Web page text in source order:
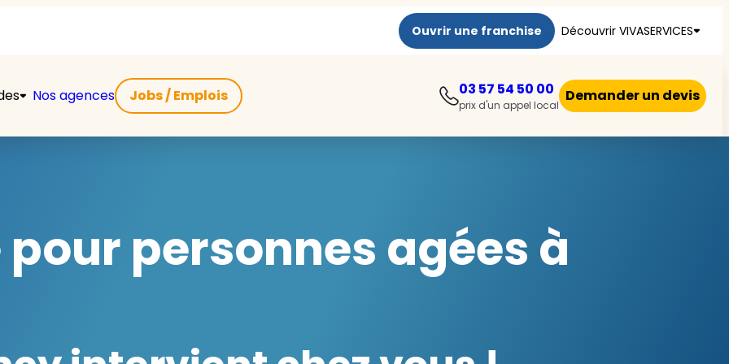
Ouvrir une franchise Découvrir VIVASERVICES
Nos agences Jobs / Emplois 03 57 54 50 00
prix d'un appel local
Demander un devis
personnes agées à